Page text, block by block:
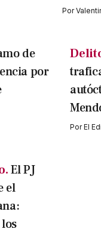
Por
de
por
PorEl
El PJ
el